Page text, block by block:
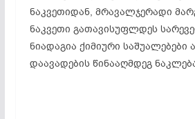
ნაკვეთიდან, მრავალჯერადი
ნაკვეთი გათავისუფლდეს
ნიადაგია ქიმიური საშუალებები
დაავადების წინააღმდეგ